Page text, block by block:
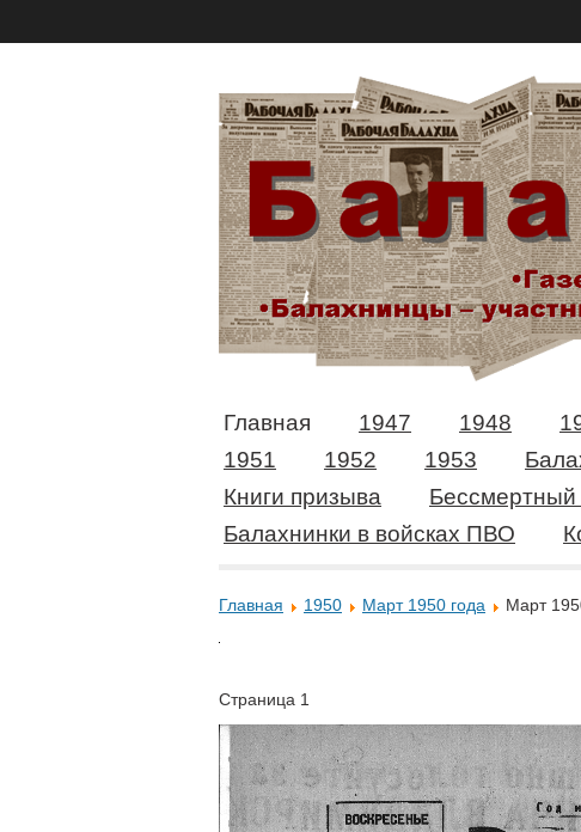
Главная 1947 1948
1951
1952 1953
Книги призыва
Бессмертный
Балахнинки в войсках ПВО
Главная 1950 Март 1950 года Март
Страница 1